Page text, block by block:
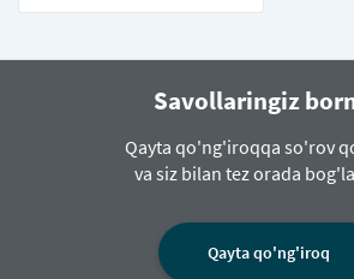
Savollaringiz
Qayta qo'ng'iroqqa so'rov
va siz bilan tez orada
Qayta qo'ng'iroq